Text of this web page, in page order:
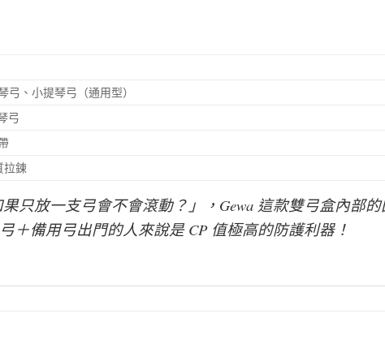
弓、小提琴弓（通用型）
弓
拉鍊
只放一支弓會不會滾動？」，Gewa 這款雙弓盒內部
＋備用弓出門的人來說是 CP 值極高的防護利器！